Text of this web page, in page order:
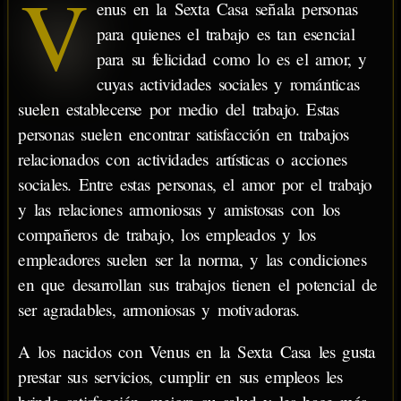
V enus en la Sexta Casa señala personas
para quienes el trabajo es tan esencial
para su felicidad como lo es el amor, y
cuyas actividades sociales y románticas
suelen establecerse por medio del trabajo. Estas
personas suelen encontrar satisfacción en trabajos
relacionados con actividades artísticas o acciones
sociales. Entre estas personas, el amor por el trabajo
y las relaciones armoniosas y amistosas con los
compañeros de trabajo, los empleados y los
empleadores suelen ser la norma, y las condiciones
en que desarrollan sus trabajos tienen el potencial de
ser agradables, armoniosas y motivadoras.
A los nacidos con Venus en la Sexta Casa les gusta
prestar sus servicios, cumplir en sus empleos les